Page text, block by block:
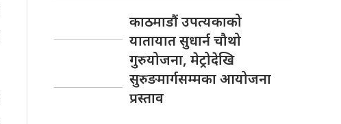
काठमाडौं उपत्यकाको
यातायात सुधार्न चौथो
गुरुयोजना, मेट्रोदेखि
सुरुङमार्गसम्मका आयोजना
प्रस्ताव